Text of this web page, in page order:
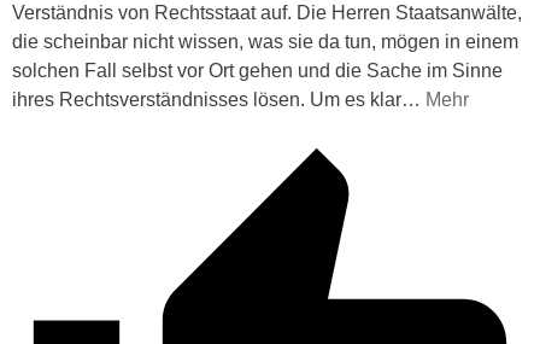
Verständnis von Rechtsstaat auf. Die Herren Staatsanwälte,
die scheinbar nicht wissen, was sie da tun, mögen in einem
solchen Fall selbst vor Ort gehen und die Sache im Sinne
ihres Rechtsverständnisses lösen. Um es klar… Mehr